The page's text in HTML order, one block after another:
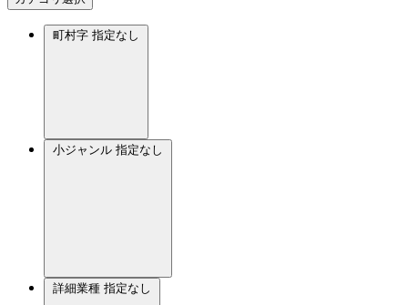
町村字 指定なし
小ジャンル 指定なし
詳細業種 指定なし